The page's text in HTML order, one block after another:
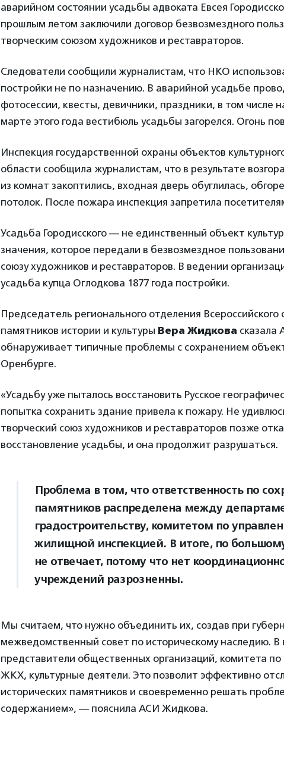
аварийном состоянии усадьбы адвоката Евсея
прошлым летом заключили договор безвозмездного
творческим союзом художников и реставраторов.
Следователи сообщили журналистам, что НКО
постройки не по назначению. В аварийной усадьбе
фотосессии, квесты, девичники, праздники, в том числе
марте этого года вестибюль усадьбы загорелся. Огонь
Инспекция государственной охраны объектов
области сообщила журналистам, что в результате
из комнат закоптились, входная дверь обуглилась,
потолок. После пожара инспекция запретила
Усадьба Городисского — не единственный объект
значения, которое передали в безвозмездное
союзу художников и реставраторов. В ведении
усадьба купца Оглодкова 1877 года постройки.
Председатель регионального отделения
памятников истории и культуры Вера Жидкова сказала
обнаруживает типичные проблемы с сохранением
Оренбурге.
«Усадьбу уже пыталось восстановить Русское
попытка сохранить здание привела к пожару. Не
творческий союз художников и реставраторов позже
восстановление усадьбы, и она продолжит разрушаться.
Проблема в том, что ответственность по
памятников распределена между
градостроительству, комитетом по
жилищной инспекцией. В итоге, по
не отвечает, потому что нет
учреждений разрозненны.
Мы считаем, что нужно объединить их, создав при
межведомственный совет по историческому наследию. В
представители общественных организаций, комитета
ЖКХ, культурные деятели. Это позволит эффективно
исторических памятников и своевременно решать
содержанием», — пояснила АСИ Жидкова.